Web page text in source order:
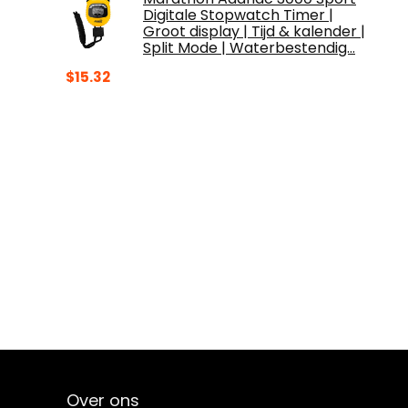
Digitale Stopwatch Timer |
Groot display | Tijd & kalender |
Split Mode | Waterbestendig…
$15.32
Over ons